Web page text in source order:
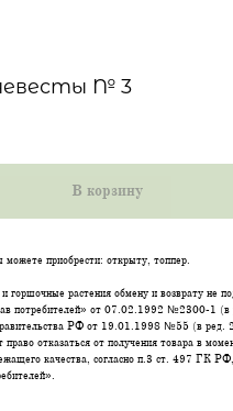
№ 3
В корзину
можете приобрести: открыту, топпер.
горшочные растения обмену и возврату не
потребителей» от 07.02.1992 №2300-1 (в
РФ от 19.01.1998 №55 (в ред.
отказаться от получения товара в
качества, согласно п.3 ст. 497 ГК